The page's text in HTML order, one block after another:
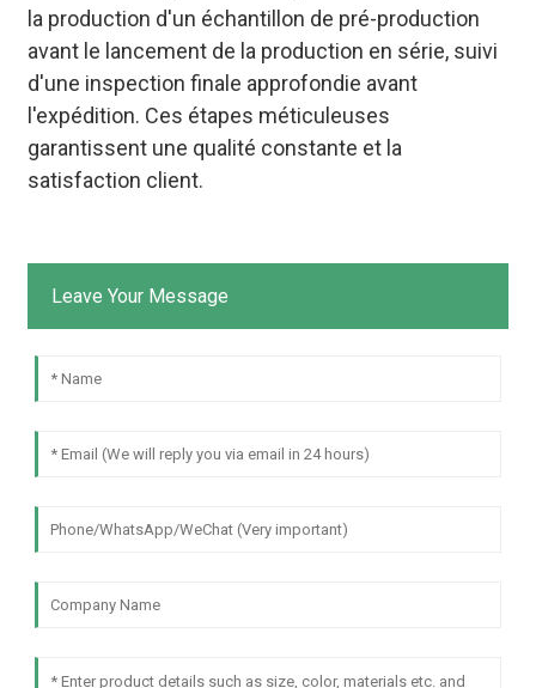
la production d'un échantillon de pré-production
avant le lancement de la production en série, suivi
d'une inspection finale approfondie avant
l'expédition. Ces étapes méticuleuses
garantissent une qualité constante et la
satisfaction client.
Leave Your Message